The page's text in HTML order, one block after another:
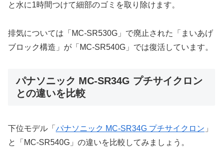
と水に1時間つけて細部のゴミを取り除けます。
排気については「MC-SR530G」で廃止された「まいあげ
ブロック構造」が「MC-SR540G」では復活しています。
パナソニック MC-SR34G プチサイクロン
との違いを比較
下位モデル「 パナソニック MC-SR34G プチサイクロン 」
と「MC-SR540G」の違いを比較してみましょう。